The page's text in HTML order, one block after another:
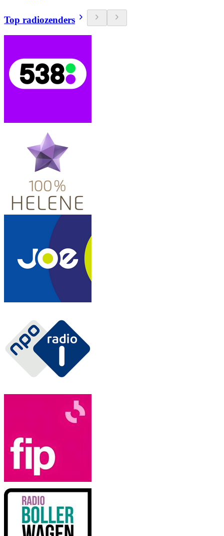
Top radiozenders